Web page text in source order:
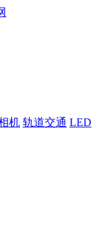
机 轨道交通 LED